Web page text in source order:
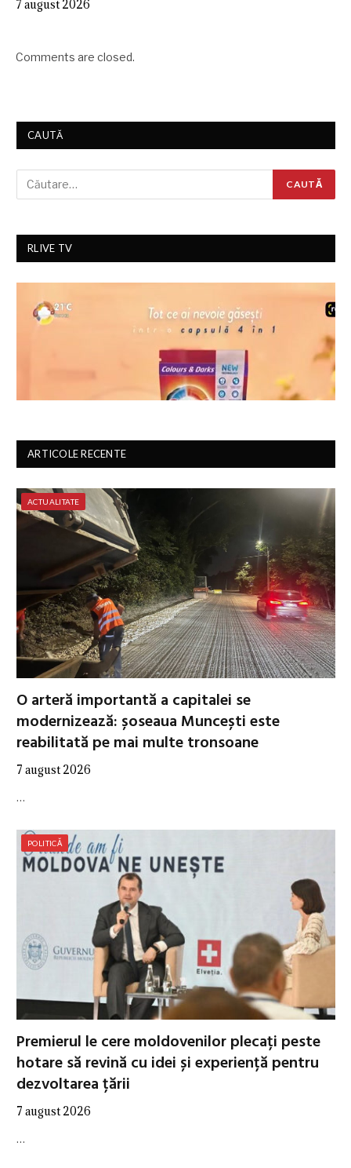
7 august 2026
Comments are closed.
CAUTĂ
RLIVE TV
ARTICOLE RECENTE
ACTUALITATE
O arteră importantă a capitalei se
modernizează: șoseaua Muncești este
reabilitată pe mai multe tronsoane
7 august 2026
…
POLITICĂ
Premierul le cere moldovenilor plecați peste
hotare să revină cu idei și experiență pentru
dezvoltarea țării
7 august 2026
…